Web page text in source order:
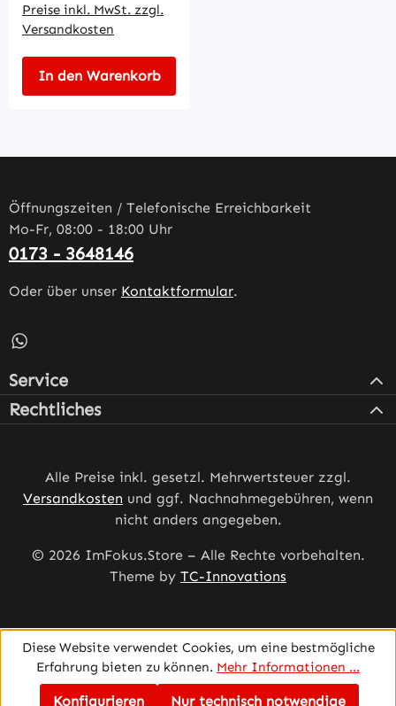
Preise inkl. MwSt. zzgl.
Versandkosten
In den Warenkorb
Öffnungszeiten / Telefonische Erreichbarkeit
Mo-Fr, 08:00 - 18:00 Uhr
0173 - 3648146
Oder über unser Kontaktformular.
Schreib uns auf WhatsApp – öffnet in neuem Tab
Service
Rechtliches
Alle Preise inkl. gesetzl. Mehrwertsteuer zzgl.
Versandkosten und ggf. Nachnahmegebühren, wenn
nicht anders angegeben.
© 2026 ImFokus.Store – Alle Rechte vorbehalten.
Theme by TC-Innovations
Diese Website verwendet Cookies, um eine bestmögliche
Erfahrung bieten zu können. Mehr Informationen ...
Nur technisch notwendige
Konfigurieren